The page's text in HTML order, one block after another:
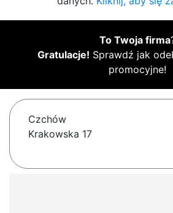
To Twoja firma
Gratulacje! Sprawdź jak
promocyjne!
Czchów
Krakowska 17